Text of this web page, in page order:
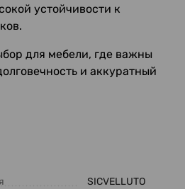
устойчивости к
для мебели, где важны
и аккуратный
SICVELLUTO